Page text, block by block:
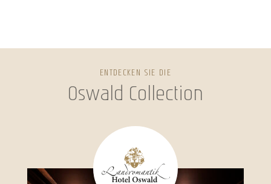
ENTDECKEN SIE DIE
Oswald Collection